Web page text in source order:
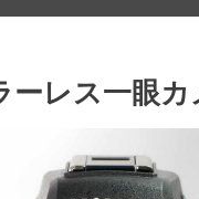
レス一眼カ